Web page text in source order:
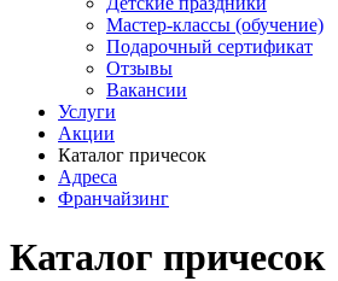
Мастер-классы (обучение)
Подарочный сертификат
Отзывы
Вакансии
Услуги
Акции
Каталог причесок
Адреса
Франчайзинг
Каталог причесок